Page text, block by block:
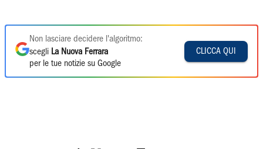
Non lasciare decidere l'algoritmo:
scegli La Nuova Ferrara
per le tue notizie su Google
CLICCA QUI